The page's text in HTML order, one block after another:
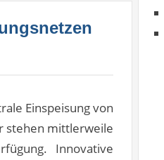
Einspeisung von
stehen mittlerweile
Innovative